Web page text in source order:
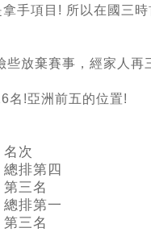
手項目! 所以在國三時
放棄賽事，經家人再
名!亞洲前五的位置!
名次
總排第四
第三名
總排第一
第三名